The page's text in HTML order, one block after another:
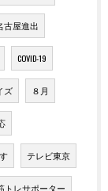
古屋進出
COVID-19
ズ ８月
テレビ東京
トレサポーター